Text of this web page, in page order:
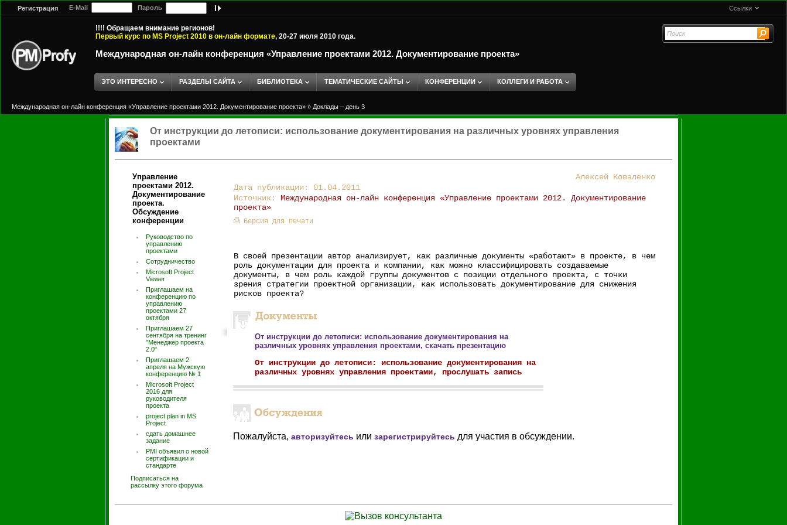
Регистрация E-Mail Пароль Ссылки
!!!! Обращаем внимание регионов!
Первый курс по MS Project 2010 в он-лайн формате, 20-27 июля 2010 года.
Международная он-лайн конференция «Управление проектами 2012. Документирование проекта»
ЭТО ИНТЕРЕСНО РАЗДЕЛЫ САЙТА БИБЛИОТЕКА ТЕМАТИЧЕСКИЕ САЙТЫ КОНФЕРЕНЦИИ КОЛЛЕГИ И РАБОТА
Международная он-лайн конференция «Управление проектами 2012. Документирование проекта» » Доклады – день 3
От инструкции до летописи: использование документирования на различных уровнях управления
проектами
Управление
проектами 2012.
Документирование
проекта.
Обсуждение
конференции
Руководство по
управлению
проектами
Сотрудничество
Microsoft Project
Viewer
Приглашаем на
конференцию по
управлению
проектами 27
октября
Приглашаем 27
сентября на тренинг
"Менеджер проекта
2.0"
Приглашаем 2
апреля на Мужскую
конференцию № 1
Microsoft Project
2016 для
руководителя
проекта
project plan in MS
Project
сдать домашнее
задание
PMI объявил о новой
сертификации и
стандарте
Подписаться на
рассылку этого форума
Алексей Коваленко
Дата публикации: 01.04.2011
Источник: Международная он-лайн конференция «Управление проектами 2012. Документирование
проекта»
Версия для печати
В своей презентации автор анализирует, как различные документы «работают» в проекте, в чем
роль документации для проекта и компании, как можно классифицировать создаваемые
документы, в чем роль каждой группы документов с позиции отдельного проекта, с точки
зрения стратегии проектной организации, как использовать документирование для снижения
рисков проекта?
От инструкции до летописи: использование документирования на
различных уровнях управления проектами, скачать презентацию
От инструкции до летописи: использование документирования на
различных уровнях управления проектами, прослушать запись
Пожалуйста, авторизуйтесь или зарегистрируйтесь для участия в обсуждении.